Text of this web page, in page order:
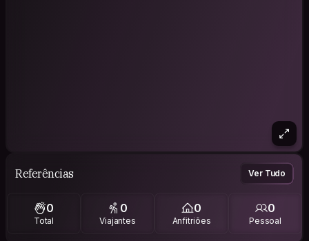
Referências Ver Tudo
0
Total
0
Viajantes
0
Anfitriões
0
Pessoal